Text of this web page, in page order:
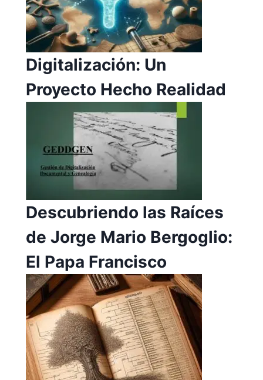
Digitalización: Un
Proyecto Hecho Realidad
Descubriendo las Raíces
de Jorge Mario Bergoglio:
El Papa Francisco